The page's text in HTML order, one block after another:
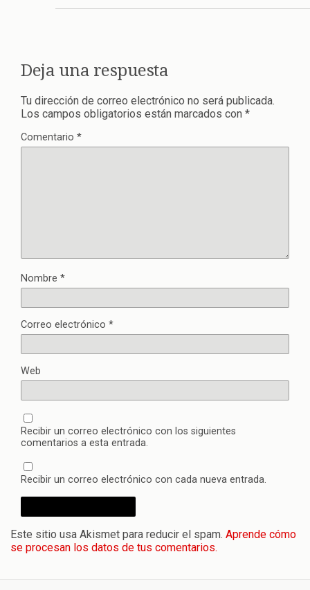
Deja una respuesta
Tu dirección de correo electrónico no será publicada.
Los campos obligatorios están marcados con *
Comentario *
Nombre *
Correo electrónico *
Web
Recibir un correo electrónico con los siguientes
comentarios a esta entrada.
Recibir un correo electrónico con cada nueva entrada.
Este sitio usa Akismet para reducir el spam. Aprende cómo
se procesan los datos de tus comentarios.